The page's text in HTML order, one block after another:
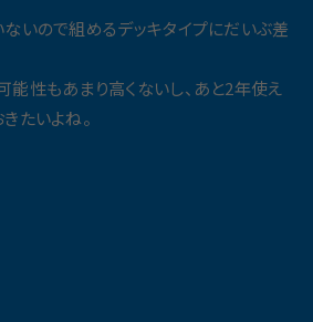
ないので組めるデッキタイプにだいぶ差
能性もあまり高くないし、あと2年使え
たいよね。